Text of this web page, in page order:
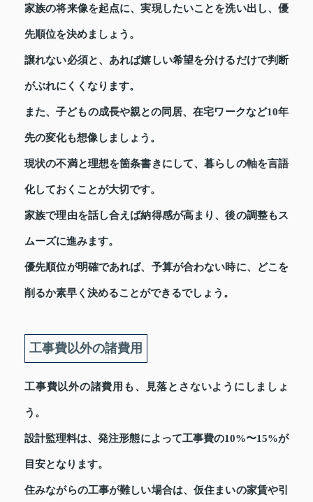
家族の将来像を起点に、実現したいことを洗い出し、優
先順位を決めましょう。
譲れない必須と、あれば嬉しい希望を分けるだけで判断
がぶれにくくなります。
また、子どもの成長や親との同居、在宅ワークなど10年
先の変化も想像しましょう。
現状の不満と理想を箇条書きにして、暮らしの軸を言語
化しておくことが大切です。
家族で理由を話し合えば納得感が高まり、後の調整もス
ムーズに進みます。
優先順位が明確であれば、予算が合わない時に、どこを
削るか素早く決めることができるでしょう。
工事費以外の諸費用
工事費以外の諸費用も、見落とさないようにしましょ
う。
設計監理料は、発注形態によって工事費の10%〜15%が
目安となります。
住みながらの工事が難しい場合は、仮住まいの家賃や引